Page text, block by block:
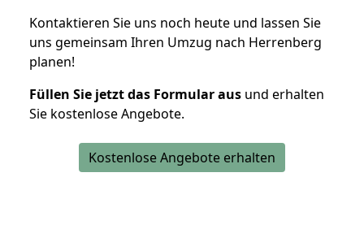
Kontaktieren Sie uns noch heute und lassen Sie
uns gemeinsam Ihren Umzug nach Herrenberg
planen!
Füllen Sie jetzt das Formular aus und erhalten
Sie kostenlose Angebote.
Kostenlose Angebote erhalten